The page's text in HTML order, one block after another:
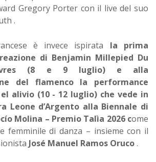
Gregory Porter con il live del suo
.
è invece ispirata la prima
di Benjamin Millepied Du
(8 e 9 luglio) e alla
del flamenco la performance
alivio (10 - 12 luglio) che vede in
Leone d’Argento alla Biennale di
Molina – Premio Talìa 2026 come
femminile di danza – insieme con il
José Manuel Ramos Oruco.